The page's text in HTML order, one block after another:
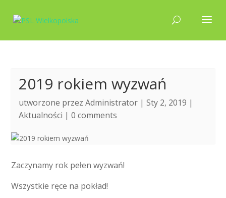
2019 rokiem wyzwań
utworzone przezAdministrator | Sty 2, 2019 |
Aktualności |0 comments
Zaczynamy rok pełen wyzwań!
Wszystkie ręce na pokład!